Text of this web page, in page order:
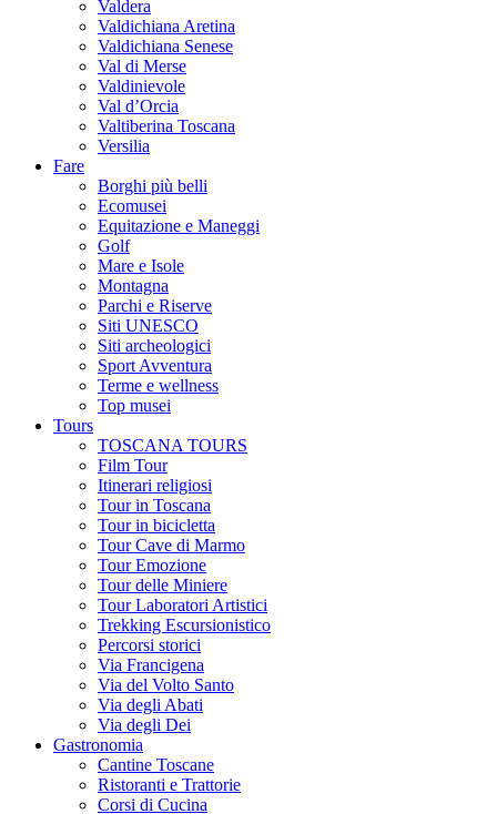
Valdera
Valdichiana Aretina
Valdichiana Senese
Val di Merse
Valdinievole
Val d’Orcia
Valtiberina Toscana
Versilia
Fare
Borghi più belli
Ecomusei
Equitazione e Maneggi
Golf
Mare e Isole
Montagna
Parchi e Riserve
Siti UNESCO
Siti archeologici
Sport Avventura
Terme e wellness
Top musei
Tours
TOSCANA TOURS
Film Tour
Itinerari religiosi
Tour in Toscana
Tour in bicicletta
Tour Cave di Marmo
Tour Emozione
Tour delle Miniere
Tour Laboratori Artistici
Trekking Escursionistico
Percorsi storici
Via Francigena
Via del Volto Santo
Via degli Abati
Via degli Dei
Gastronomia
Cantine Toscane
Ristoranti e Trattorie
Corsi di Cucina